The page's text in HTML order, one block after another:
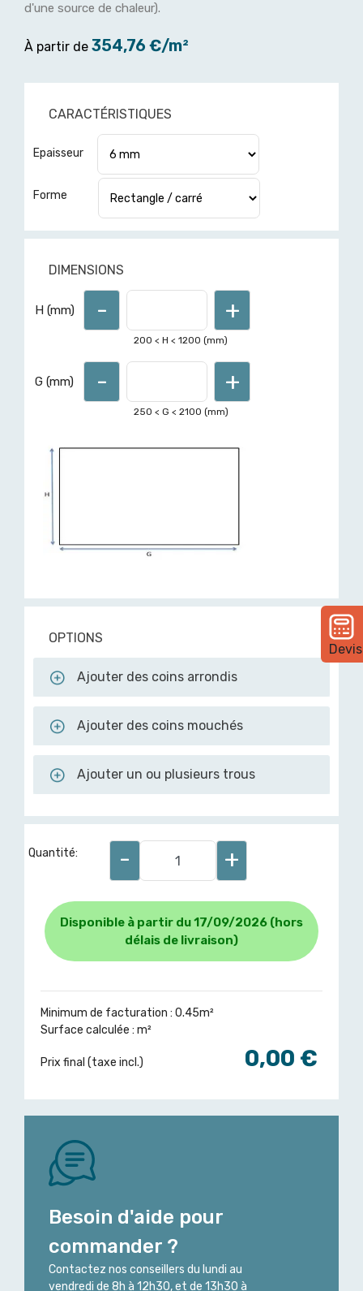
Devis
d'une source de chaleur).
À partir de 354,76 €/m²
CARACTÉRISTIQUES
Epaisseur
dimensions hors limites affichées,
demandez un devis ici
Forme
DIMENSIONS
H (mm) - +
200 < H <1200 (mm)
G (mm) - +
250 < G <2100 (mm)
OPTIONS
Ajouter des coins arrondis
Ajouter des coins mouchés
Ajouter un ou plusieurs trous
Quantité: - +
Disponible à partir du 17/09/2026 (hors
délais de livraison)
Minimum de facturation : 0.45m²
Surface calculée : m²
Prix final (taxe incl.) 0,00 €
Besoin d'aide pour
commander ?
Contactez nos conseillers du lundi au
vendredi de 8h à 12h30, et de 13h30 à